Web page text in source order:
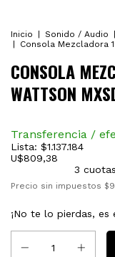
Inicio Sonido / Audio
Consola Mezcladora
CONSOLA
WATTSON
Transferencia /
Lista: $1.137.184
U$809,38
3
Precio sin impuestos
¡No te lo pierdas, es